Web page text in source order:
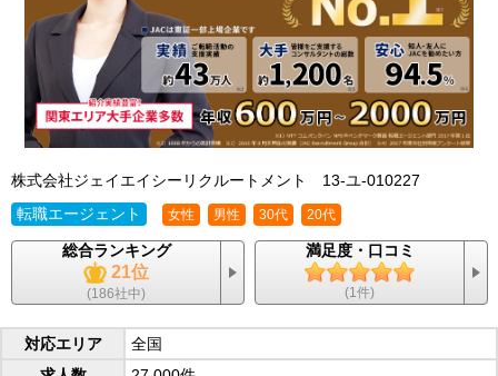
株式会社ジェイエイシーリクルートメント
13-ユ-010227
転職エージェント
女性 男性 30代 20代
総合ランキング
21位
(186社中)
満足度・口コミ
(1件)
対応エリア
全国